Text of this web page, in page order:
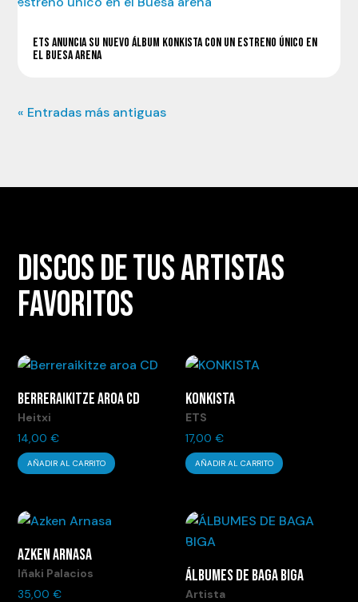
ETS ANUNCIA SU NUEVO ÁLBUM KONKISTA CON UN ESTRENO ÚNICO EN
EL BUESA ARENA
« Entradas más antiguas
DISCOS DE TUS ARTISTAS
FAVORITOS
BERRERAIKITZE AROA CD
Heitxi
14,00€
AÑADIR AL CARRITO
KONKISTA
ETS
17,00€
AÑADIR AL CARRITO
AZKEN ARNASA
Iñaki Palacios
35,00€
ÁLBUMES DE BAGA BIGA
Artista